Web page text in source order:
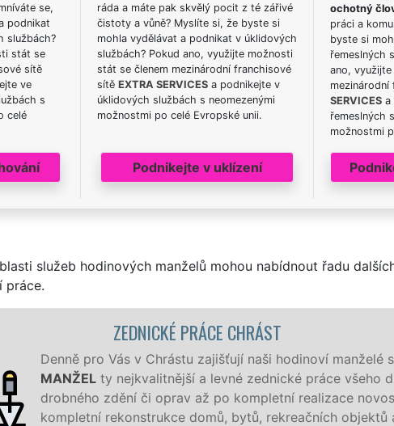
se,
podnikat
službách?
stát se
sítě
ve
s
celé
ráda a máte pak skvělý pocit z té zářivé
čistoty a vůně? Myslíte si, že byste si
mohla vydělávat a podnikat v úklidových
službách? Pokud ano, využijte možnosti
stát se členem mezinárodní franchisové
sítě EXTRA SERVICESa podnikejte v
úklidových službách s neomezenými
možnostmi po celé Evropské unii.
Podnikejte v uklízení
ochotný
práci a
byste si
řemeslných
ano,
SERVICES a
řemeslných
možnostmi
služeb hodinových manželů mohou nabídnout řadu
práce.
ZEDNICKÉ PRÁCE CHRÁST
Denně pro Vás v Chrástu zajišťují naši hodinoví manželé
MANŽEL ty nejkvalitnější a levné zednické práce všeho
drobného zdění či oprav až po kompletní realizace
kompletní rekonstrukce domů, bytů, rekreačních objektů